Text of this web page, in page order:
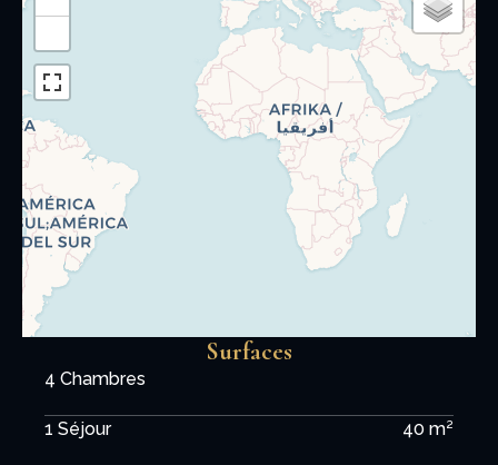
Surfaces
4 Chambres
1 Séjour 40 m²